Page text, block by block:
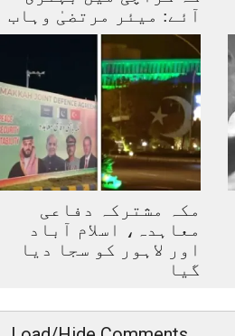
آئے: میئر مرتضیٰ وہاب
مکہ مشترکہ دفاعی
معاہدہ، اسلام آباد
اور لاہور کو سجا دیا
گیا